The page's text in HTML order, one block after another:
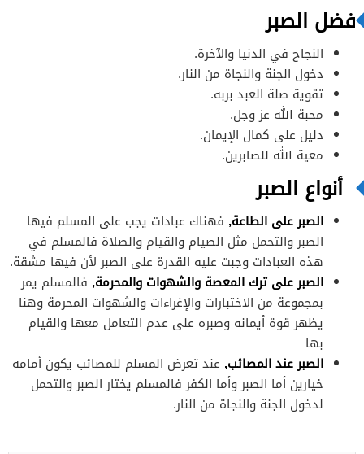
فضل الصبر
النجاح في الدنيا والآخرة.
دخول الجنة والنجاة من النار.
تقوية صلة العبد بربه.
محبة الله عز وجل.
دليل على كمال الإيمان.
معية الله للصابرين.
أنواع الصبر
الصبر على الطاعة, فهناك عبادات يجب على المسلم فيها
الصبر والتحمل مثل الصيام والقيام والصلاة فالمسلم في
هذه العبادات وجبت عليه القدرة على الصبر لأن فيها مشقة.
الصبر على ترك المعصة والشهوات والمحرمة, فالمسلم يمر
بمجموعة من الاختبارات والإغراءات والشهوات المحرمة وهنا
يظهر قوة أيمانه وصبره على عدم التعامل معها والقيام
بها
الصبر عند المصائب, عند تعرض المسلم للمصائب يكون أمامه
خيارين أما الصبر وأما الكفر فالمسلم يختار الصبر والتحمل
لدخول الجنة والنجاة من النار.